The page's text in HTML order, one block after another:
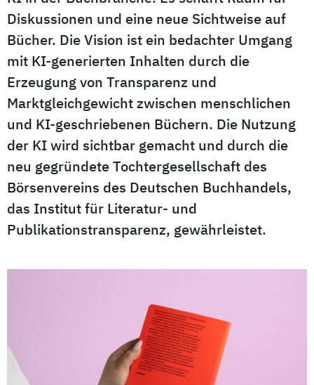
Diskussionen und eine neue Sichtweise auf
Bücher. Die Vision ist ein bedachter Umgang
mit KI-generierten Inhalten durch die
Erzeugung von Transparenz und
Marktgleichgewicht zwischen menschlichen
und KI-geschriebenen Büchern. Die Nutzung
der KI wird sichtbar gemacht und durch die
neu gegründete Tochtergesellschaft des
Börsenvereins des Deutschen Buchhandels,
das Institut für Literatur- und
Publikationstransparenz, gewährleistet.